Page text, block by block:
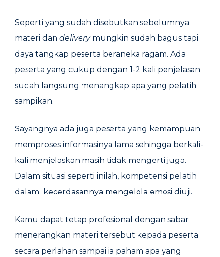
Seperti yang sudah disebutkan sebelumnya
materi dan delivery mungkin sudah bagus tapi
daya tangkap peserta beraneka ragam. Ada
peserta yang cukup dengan 1-2 kali penjelasan
sudah langsung menangkap apa yang pelatih
sampikan.
Sayangnya ada juga peserta yang kemampuan
memproses informasinya lama sehingga berkali-
kali menjelaskan masih tidak mengerti juga.
Dalam situasi seperti inilah, kompetensi pelatih
dalam kecerdasannya mengelola emosi diuji.
Kamu dapat tetap profesional dengan sabar
menerangkan materi tersebut kepada peserta
secara perlahan sampai ia paham apa yang